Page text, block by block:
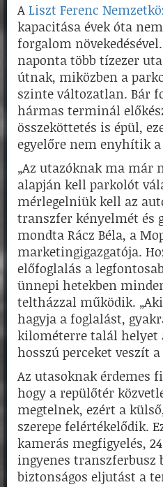
ALiszt Ferenc
kapacitása évek óta
forgalom
naponta több tízezer
útnak, miközben a
szinte változatlan. Bár
hármas terminál
összeköttetés is épül,
egyelőre nem enyhítik
„Az utazóknak ma már
alapján kell parkolót
mérlegelniük kell az
transzfer kényelmét és
mondta Rácz Béla, a
marketingigazgatója.
előfoglalás a
ünnepi hetekben
teltházzal működik.
hagyja a foglalást,
kilométerre talál helyet
hosszú perceket veszít
Az utasoknak érdemes
hogy a repülőtér
megtelnek, ezért a
szerepe felértékelődik.
kamerás megfigyelés,
ingyenes transzferbusz
biztonságos eljutást a